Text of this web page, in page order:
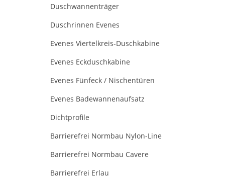
Duschwannenträger
Duschrinnen Evenes
Evenes Viertelkreis-Duschkabine
Evenes Eckduschkabine
Evenes Fünfeck / Nischentüren
Evenes Badewannenaufsatz
Dichtprofile
Barrierefrei Normbau Nylon-Line
Barrierefrei Normbau Cavere
Barrierefrei Erlau